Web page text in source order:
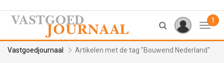
1
Vastgoedjournaal Artikelen met de tag "Bouwend Nederland"